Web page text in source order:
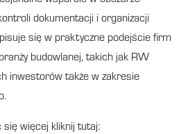
dokumentacji i organizacji
się w praktyczne podejście firm
budowlanej, takich jak RW
inwestorów także w zakresie
więcej kliknij tutaj: